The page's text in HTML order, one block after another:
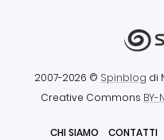
2007-2026 © Spinblog di
Creative Commons BY-
CHI SIAMO CONTATTI